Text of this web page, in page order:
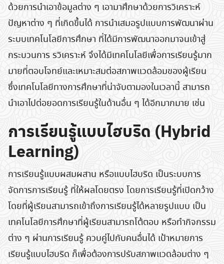
ด้วยการนำเอาข้อมูลต่าง ๆ เอามาศึกษาด้วยการวิเคราะห์
ปัญหาต่าง ๆ ที่เกิดขึ้นได้ การนำเสมอรูปแบบการพัฒนาผ่าน
ระบบเทคโนโลยีการศึกษา ที่ได้มีการพัฒนาออกมาจนเข้าสู่
กระบวนการ รวิเคราะห์ จึงได้มีเทคโนโลยีเพื่อการเรียนรู้มาก
มายที่ตอบโจทย์และเหมาะสมต่อสภาพแวดล้อมของผู้เรียน
ซึ่งเทคโนโลยีทางการศึกษาที่น่าจับตามองในเวลานี้ สามารถ
นำเอาไปต่อยอดการเรียนรู้ในด้านอื่น ๆ ได้อีกมากมาย เช่น
การเรียนรู้แบบไฮบริด (Hybrid
Learning)
การเรียนรู้แบบผสมผสาน หรือแบบไฮบริด เป็นระบบการ
จัดการการเรียนรู้ ที่ให้ผลโดยตรง โดยการเรียนรู้ที่เปิดกว้าง
โดยที่ผู้เรียนสามารถเข้าถึงการเรียนรู้ได้หลายรูปแบบ เป็น
เทคโนโลยีการศึกษาที่ผู้เรียนสามารถโต้ตอบ หรือทำกิจกรรม
ต่าง ๆ ผ่านการเรียนรู้ ควบคู่ไปกับคนอื่นได้ เป้าหมายการ
เรียนรู้แบบไฮบริด ก็เพื่อต้องการปรับสภาพแวดล้อมต่าง ๆ